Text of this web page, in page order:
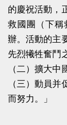
的慶祝活動，
救國團（下稱
辦。活動的主
先烈犧牲奮鬥
（二）擴大中
（三）動員
而努力。」